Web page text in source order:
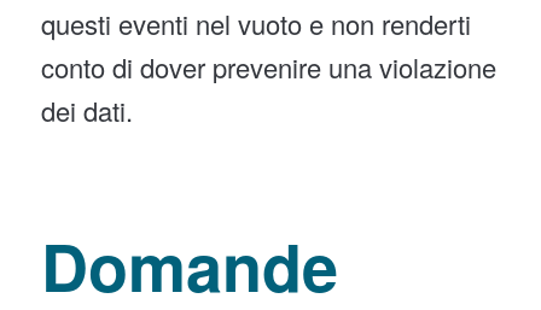
questi eventi nel vuoto e non renderti
conto di dover prevenire una violazione
dei dati.
Domande